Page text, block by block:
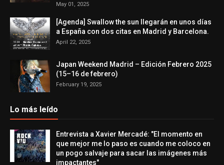
May 01, 2025
[Agenda] Swallow the sun llegarán en unos días
a España con dos citas en Madrid y Barcelona.
April 22, 2025
Japan Weekend Madrid – Edición Febrero 2025
(15–16 de febrero)
February 19, 2025
Lo más leído
Entrevista a Xavier Mercadé: "El momento en
que mejor me lo paso es cuando me coloco en
un pogo salvaje para sacar las imágenes más
impactantes"